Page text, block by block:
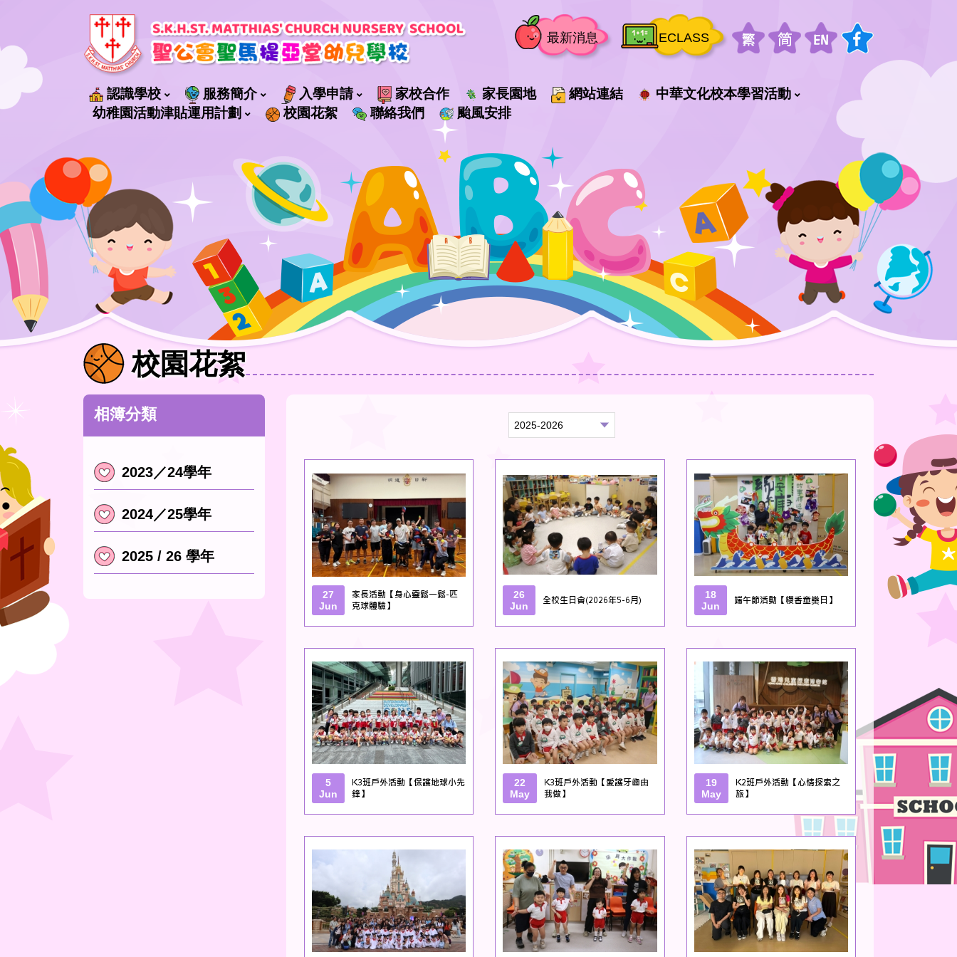
最新消息 ECLASS
認識學校 服務簡介 入學申請 家校合作 家長園地 網站連結
中華文化校本學習活動
幼稚園活動津貼運用計劃
校園花絮 聯絡我們 颱風安排
校園花絮
相簿分類
2023／24學年
2024／25學年
2025 / 26 學年
27
Jun
家長活動【身心靈鬆一鬆-匹
克球體驗】
26
Jun
全校生日會(2026年5-6月)
18
Jun
端午節活動【糉香童樂日】
5
Jun
K3班戶外活動【保護地球小先
鋒】
22
May
K3班戶外活動【愛護牙齒由
我做】
19
May
K2班戶外活動【心情探索之
旅】